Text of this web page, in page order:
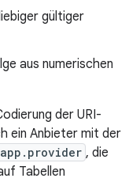
gültiger
aus numerischen
der URI-
ein Anbieter mit der
, die
Tabellen